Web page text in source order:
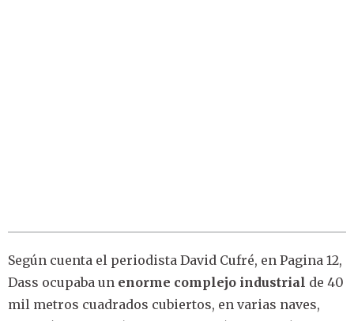
Según cuenta el periodista David Cufré, en Pagina 12,
Dass ocupaba un enorme complejo industrial de 40
mil metros cuadrados cubiertos, en varias naves,